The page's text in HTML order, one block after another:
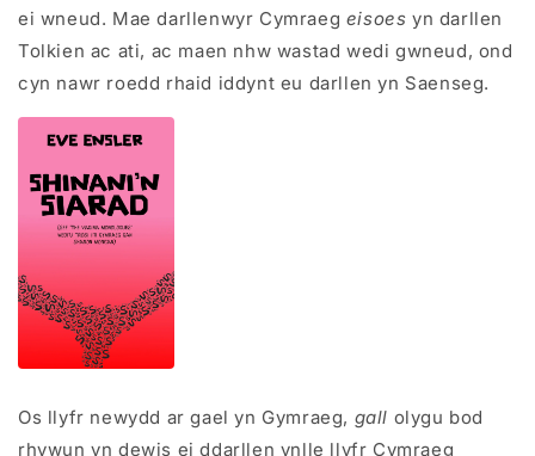
ei wneud. Mae darllenwyr Cymraeg eisoes yn darllen
Tolkien ac ati, ac maen nhw wastad wedi gwneud, ond
cyn nawr roedd rhaid iddynt eu darllen yn Saenseg.
Os llyfr newydd ar gael yn Gymraeg, gall olygu bod
rhywun yn dewis ei ddarllen ynlle llyfr Cymraeg